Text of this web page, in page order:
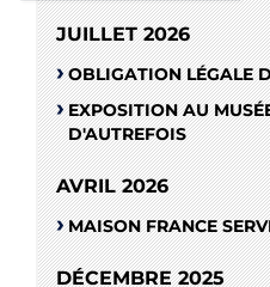
JUILLET 2026
OBLIGATION LÉGALE
EXPOSITION AU
D'AUTREFOIS
AVRIL 2026
MAISON FRANCE
DÉCEMBRE 2025